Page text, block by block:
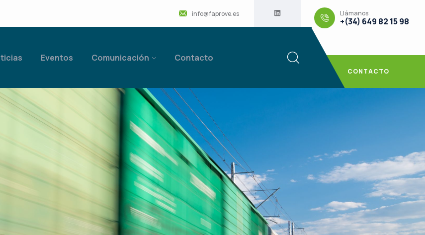
info@faprove.es Llámanos
+(34) 649 82 15 98
Eventos Comunicación Contacto
CONTACTO